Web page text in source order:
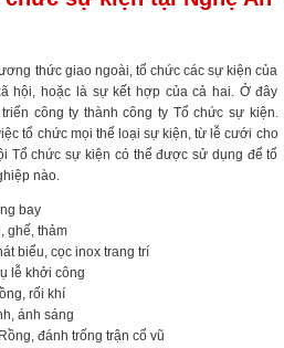
thức giao ngoài, tổ chức các sự kiện của
hội, hoặc là sự kết hợp của cả hai. Ở đây
công ty thành công ty Tổ chức sự kiện.
tổ chức mọi thể loại sự kiện, từ lễ cưới cho
Tổ chức sự kiện có thể được sử dụng để tổ
nào.
bay
ghế, thảm
biểu, cọc inox trang trí
lễ khởi công
rối khí
ánh sáng
đánh trống trận cổ vũ